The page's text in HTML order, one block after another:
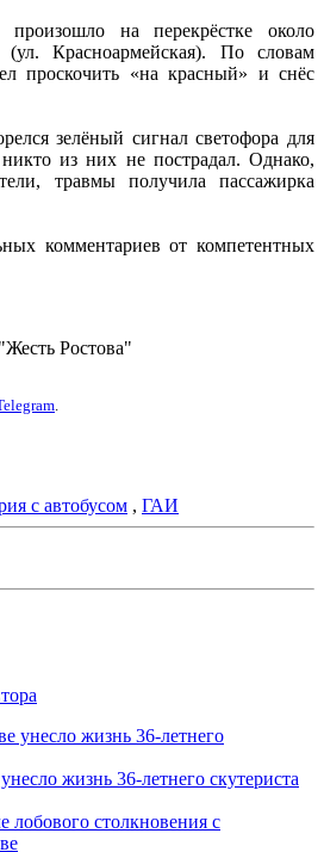
на перекрёстке около
(ул. Красноармейская). По словам
проскочить «на красный» и снёс
зелёный сигнал светофора для
из них не пострадал. Однако,
травмы получила пассажирка
комментариев от компетентных
Ростова"
.
с автобусом , ГАИ
жизнь 36-летнего скутериста